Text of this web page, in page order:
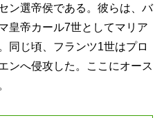
ン選帝侯である。彼らは、バ
皇帝カール7世としてマリア
同じ頃、フランツ1世はプロ
ンへ侵攻した。ここにオース